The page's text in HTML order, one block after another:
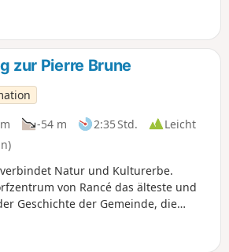
zur Pierre Brune
-54 m 2:35 Std.
Leicht
Natur und Kulturerbe.
von Rancé das älteste und
Geschichte der Gemeinde, die
ein Zeugnis der Hygiene-